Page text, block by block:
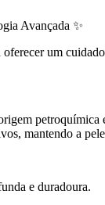
Avançada ✨
um
petroquímica
mantendo a
e duradoura.